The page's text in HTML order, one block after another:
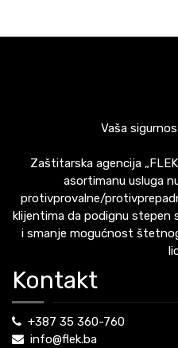
Vaša
Zaštitarska agencija
asortimanu usluga
protivprovalne/
klijentima da podignu
i smanje mogućnost
Kontakt
+387 35 360-760
info@flek.ba